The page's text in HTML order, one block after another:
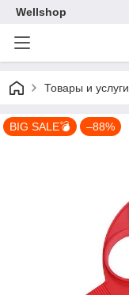
Wellshop
Товары и услуги
BIG SALE💣 –88%